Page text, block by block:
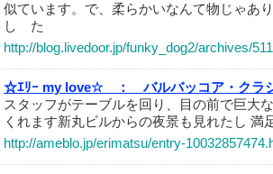
似ています。で、柔らかいなんて物じ
し た
http://blog.livedoor.jp/funky_dog2/archives/
☆ｴﾘｰ my love☆ ：
バルバッコア・クラ
スタッフがテーブルを回り、目の前で巨大
くれます新丸ビルからの夜景も見れたし 満
http://ameblo.jp/erimatsu/entry-